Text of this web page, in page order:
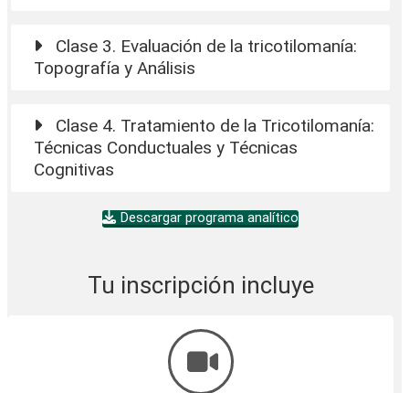
Clase 3. Evaluación de la tricotilomanía:
Topografía y Análisis
Clase 4. Tratamiento de la Tricotilomanía:
Técnicas Conductuales y Técnicas
Cognitivas
Descargar programa analítico
Tu inscripción incluye